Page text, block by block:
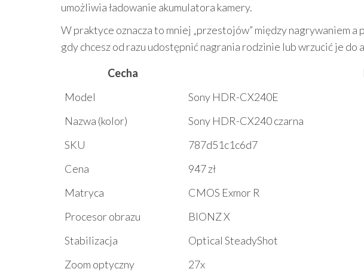
umożliwia ładowanie akumulatora kamery.
W praktyce oznacza to mniej „przestojów” między nagrywaniem
gdy chcesz od razu udostępnić nagrania rodzinie lub wrzucić je do
Cecha
Model
Sony HDR-CX240E
Nazwa (kolor)
Sony HDR-CX240 czarna
SKU
787d51c1c6d7
Cena
947 zł
Matryca
CMOS Exmor R
Procesor obrazu
BIONZ X
Stabilizacja
Optical SteadyShot
Zoom optyczny
27x